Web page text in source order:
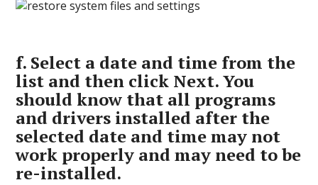
f. Select a date and time from the
list and then click Next. You
should know that all programs
and drivers installed after the
selected date and time may not
work properly and may need to be
re-installed.